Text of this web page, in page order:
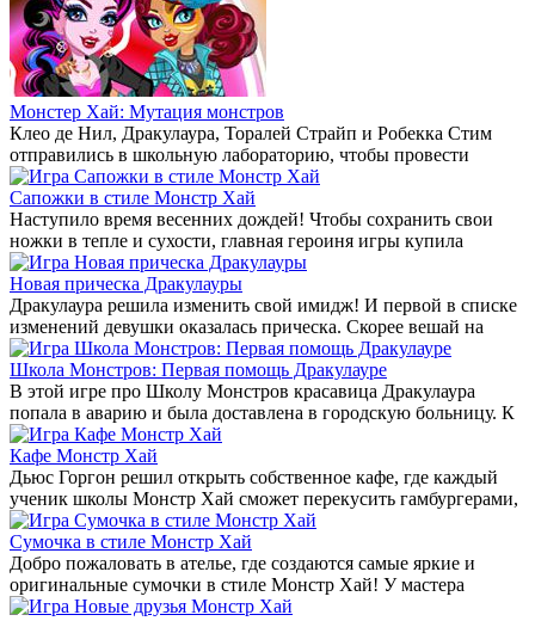
Монстер Хай: Мутация монстров
Клео де Нил, Дракулаура, Торалей Страйп и Робекка Стим
отправились в школьную лабораторию, чтобы провести
Сапожки в стиле Монстр Хай
Наступило время весенних дождей! Чтобы сохранить свои
ножки в тепле и сухости, главная героиня игры купила
Новая прическа Дракулауры
Дракулаура решила изменить свой имидж! И первой в списке
изменений девушки оказалась прическа. Скорее вешай на
Школа Монстров: Первая помощь Дракулауре
В этой игре про Школу Монстров красавица Дракулаура
попала в аварию и была доставлена в городскую больницу. К
Кафе Монстр Хай
Дьюс Горгон решил открыть собственное кафе, где каждый
ученик школы Монстр Хай сможет перекусить гамбургерами,
Сумочка в стиле Монстр Хай
Добро пожаловать в ателье, где создаются самые яркие и
оригинальные сумочки в стиле Монстр Хай! У мастера